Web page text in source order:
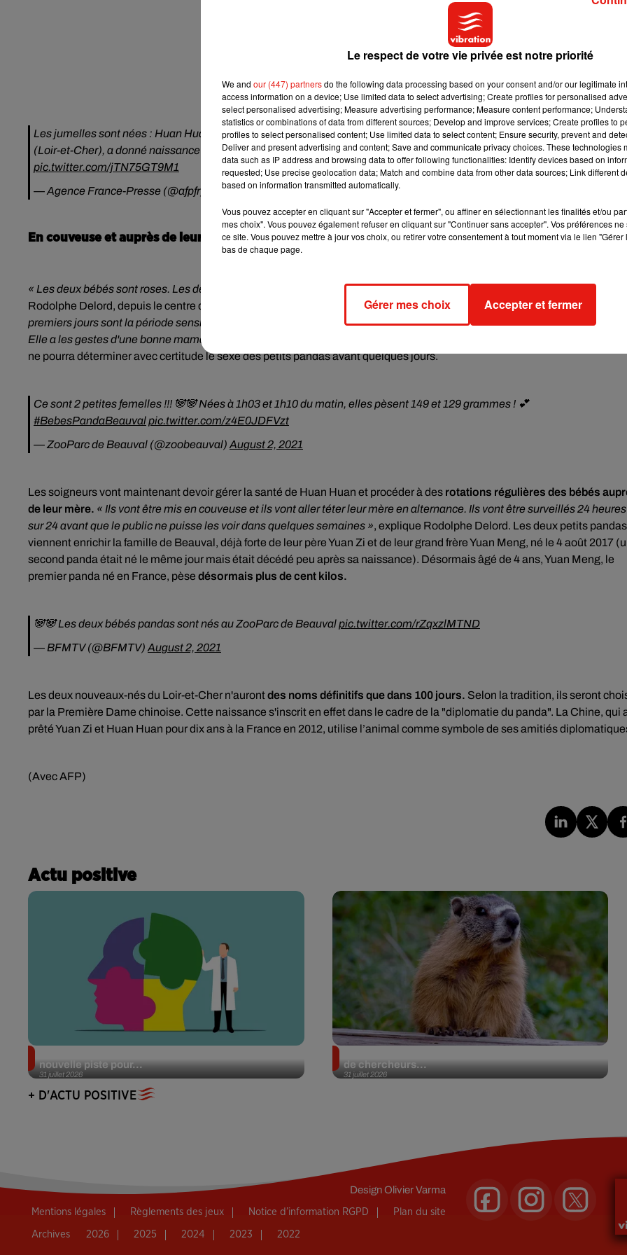
Les jumelles sont nées : Huan Huan, la femelle panda prêtée par la Chine moyennant finances au ZooParc de Beauval
(Loir-et-Cher), a donné naissance à deux bébés en pleine santé dans la nuit de dimanche à lundi#AFP
pic.twitter.com/jTN75GT9M1
— Agence France-Presse (@afpfr)
August 2, 2021
En couveuse et auprès de leur mère
« Les deux bébés sont roses. Les deux sont en parfaite santé. Ils sont magnifiques », confie le président du ZooParc,
Rodolphe Delord, depuis le centre de contrôle du Centre de reproduction et de sauvegarde des pandas de Beauval.
premiers jours sont la période sensible, mais les deux bébés sont solides et Huan Huan a un bien meilleur comportement.
Elle a les gestes d'une bonne maman. C'est une chouette naissance »
ne pourra déterminer avec certitude le sexe des petits pandas avant quelques jours.
Ce sont 2 petites femelles !!! 🐼🐼 Nées à 1h03 et 1h10 du matin, elles pèsent 149 et 129 grammes ! 💕
#BebesPandaBeauvalpic.twitter.com/z4E0JDFVzt
— ZooParc de Beauval (@zoobeauval) August 2, 2021
Les soigneurs vont maintenant devoir gérer la santé de Huan Huan et procéder à des rotations régulières des bébés
de leur mère. « Ils vont être mis en couveuse et ils vont aller téter leur mère en alternance. Ils vont être surveillés 24 heures
sur 24 avant que le public ne puisse les voir dans quelques semaines », explique Rodolphe Delord. Les deux petits pandas
viennent enrichir la famille de Beauval, déjà forte de leur père Yuan Zi et de leur grand frère Yuan Meng, né le 4 août 2017
second panda était né le même jour mais était décédé peu après sa naissance). Désormais âgé de 4 ans, Yuan Meng, le
premier panda né en France, pèse désormais plus de cent kilos.
🐼🐼 Les deux bébés pandas sont nés au ZooParc de Beauvalpic.twitter.com/rZqxzlMTND
— BFMTV (@BFMTV) August 2, 2021
Les deux nouveaux-nés du Loir-et-Cher n'aurontdes noms définitifs que dans 100 jours. Selon la tradition, ils seront
par la Première Dame chinoise. Cette naissance s'inscrit en effet dans le cadre de la "diplomatie du panda". La Chine, qui
prêté Yuan Zi et Huan Huan pour dix ans à la France en 2012, utilise l’animal comme symbole de ses amitiés
(Avec AFP)
Actu positive
31 juillet 2026
nouvelle piste pour...
31 juillet 2026
de chercheurs...
+ D'ACTU POSITIVE
DesignOlivier Varma
Mentions légales Règlements des jeux Notice d’information RGPD Plan du site
Archives 2026 2025 2024 2023 2022
Le respect de votre vie privée est notre priorité
We and our (447) partnersdo the following data processing based on your consent and/or our legitimate
access information on a device; Use limited data to select advertising; Create profiles for personalised
select personalised advertising; Measure advertising performance; Measure content performance;
statistics or combinations of data from different sources; Develop and improve services; Create profiles to
profiles to select personalised content; Use limited data to select content; Ensure security, prevent and
Deliver and present advertising and content; Save and communicate privacy choices. These technologies
data such as IP address and browsing data to offer following functionalities: Identify devices based on
requested; Use precise geolocation data; Match and combine data from other data sources; Link different
based on information transmitted automatically.
Vous pouvez accepter en cliquant sur "Accepter et fermer", ou affiner en sélectionnant les finalités et/ou
mes choix". Vous pouvez également refuser en cliquant sur "Continuer sans accepter". Vos préférences
ce site. Vous pouvez mettre à jour vos choix, ou retirer votre consentement à tout moment via le lien
bas de chaque page.
Gérer mes choix Accepter et fermer